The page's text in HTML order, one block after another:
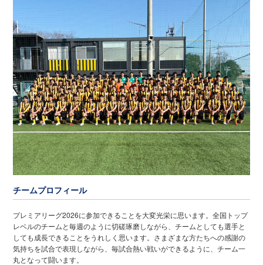
チームプロフィール
プレミアリーグ2026に参加できることを大変光栄に思います。全国トップ
レベルのチームと毎週のように切磋琢磨しながら、チームとしても選手と
しても成長できることをうれしく思います。さまざまな方たちへの感謝の
気持ちを試合で表現しながら、毎試合熱い戦いができるように、チーム一
丸となって闘います。